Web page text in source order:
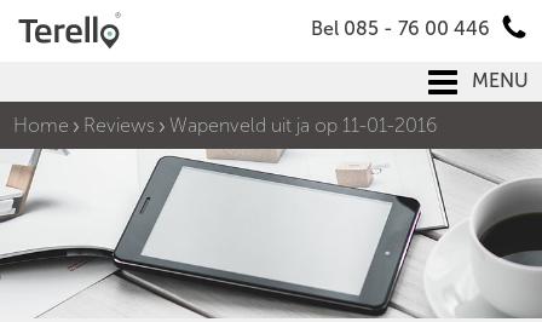
Bel 085 - 76 00 446
MENU
Home
Reviews Wapenveld uit ja op 11-01-2016